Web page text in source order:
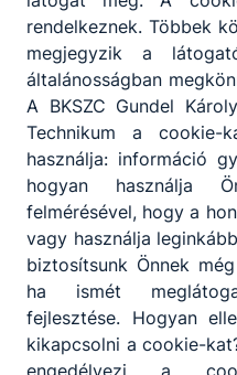
Pincér - vendégtéri
Turizmus-vendéglátás
rendelkeznek. Többek
megjegyzik a
általánosságban
A BKSZC Gundel
Technikum a cookie-
használja: információ
hogyan használja
felmérésével, hogy a
vagy használja
biztosítsunk Önnek
ha ismét
fejlesztése. Hogyan
kikapcsolni a cookie-
engedélyezi a